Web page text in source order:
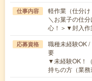
仕事内容
軽作業（仕分け
＼お菓子の仕
心！＞▼封入
応募資格
職種未経験OK
要
▼未経験OK！
持ちの方（業